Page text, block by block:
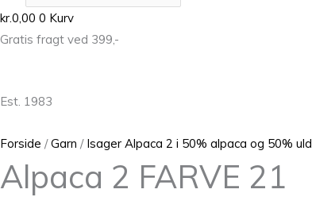
kr.0,00 0 Kurv
Gratis fragt ved 399,-
Est. 1983
Forside /Garn / Isager Alpaca 2 i 50% alpaca og 50% uld
Alpaca 2 FARVE 21